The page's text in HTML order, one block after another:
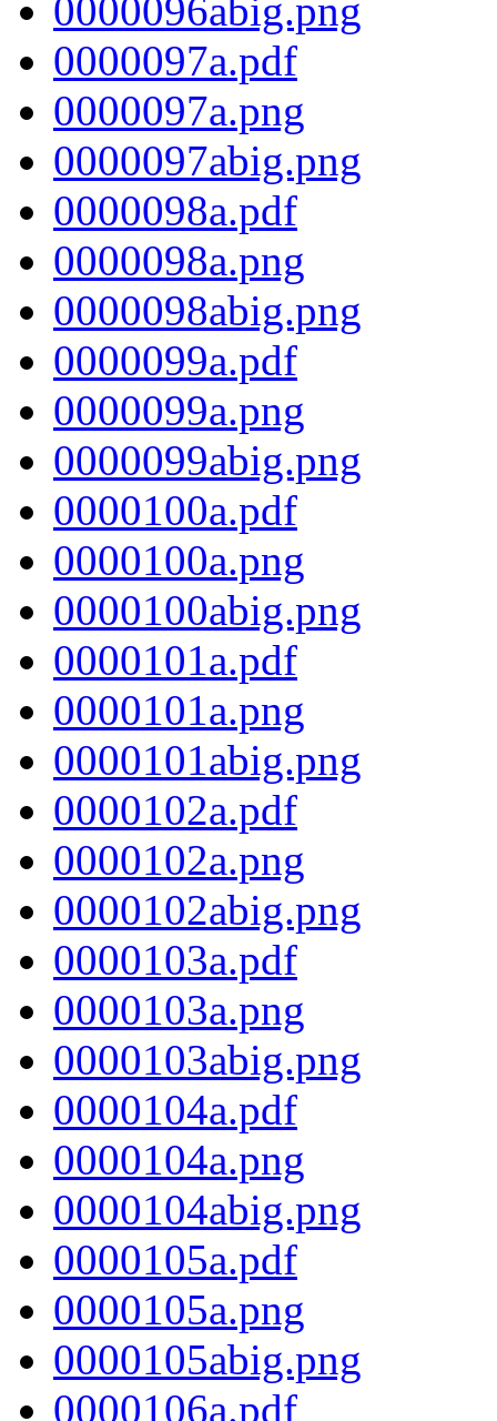
0000096abig.png
0000097a.pdf
0000097a.png
0000097abig.png
0000098a.pdf
0000098a.png
0000098abig.png
0000099a.pdf
0000099a.png
0000099abig.png
0000100a.pdf
0000100a.png
0000100abig.png
0000101a.pdf
0000101a.png
0000101abig.png
0000102a.pdf
0000102a.png
0000102abig.png
0000103a.pdf
0000103a.png
0000103abig.png
0000104a.pdf
0000104a.png
0000104abig.png
0000105a.pdf
0000105a.png
0000105abig.png
0000106a.pdf